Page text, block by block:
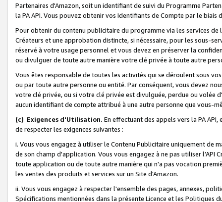
Partenaires d'Amazon, soit un identifiant de suivi du Programme
la PA API. Vous pouvez obtenir vos Identifiants de Compte par le biais
Pour obtenir du contenu publicitaire du programme via les services
Créateurs et une approbation distincte, si nécessaire, pour les sous-
réservé à votre usage personnel et vous devez en préserver la
ou divulguer de toute autre manière votre clé privée à toute autre
Vous êtes responsable de toutes les activités qui se déroulent sous
ou par toute autre personne ou entité. Par conséquent, vous devez
votre clé privée, ou si votre clé privée est divulguée, perdue ou volée
aucun identifiant de compte attribué à une autre personne que vous-
(c) Exigences d'Utilisation. En effectuant des appels vers la PA
de respecter les exigences suivantes :
i. Vous vous engagez à utiliser le Contenu Publicitaire uniquement de
de son champ d'application. Vous vous engagez à ne pas utiliser l’API
toute application ou de toute autre manière qui n'a pas vocation
les ventes des produits et services sur un Site d'Amazon.
ii. Vous vous engagez à respecter l'ensemble des pages, annexes,
Spécifications mentionnées dans la présente Licence et les Politiques